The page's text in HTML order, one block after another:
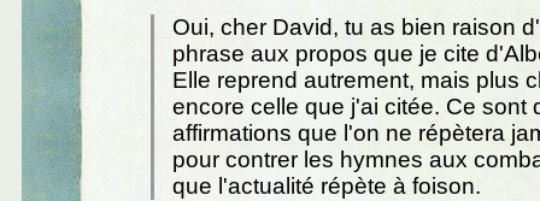
Oui, cher David, tu as bien raison
phrase aux propos que je cite
Elle reprend autrement, mais plus
encore celle que j'ai citée. Ce sont
affirmations que l'on ne répètera
pour contrer les hymnes aux
que l'actualité répète à foison.